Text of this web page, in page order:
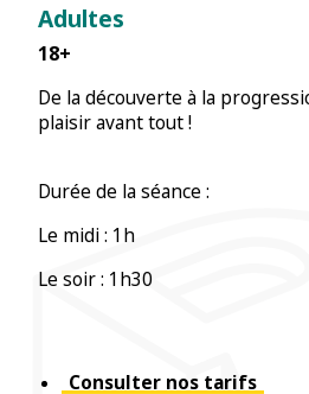
Adultes
18+
De la découverte à la
plaisir avant tout !
Durée de la séance :
Le midi : 1h
Le soir : 1h30
Consulter nos tarifs